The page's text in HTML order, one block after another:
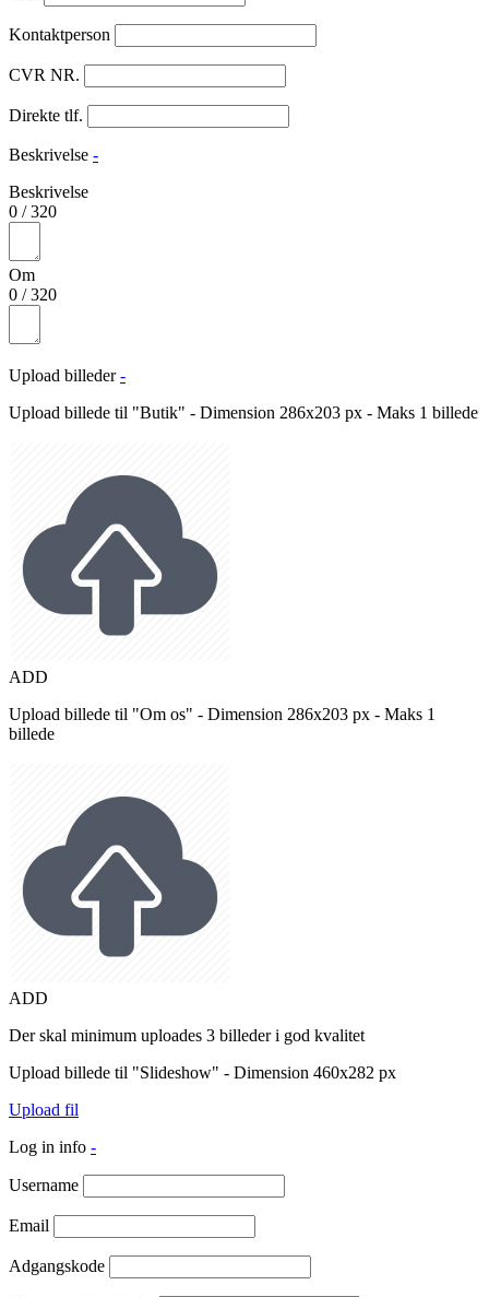
Kontaktperson
CVR NR.
Direkte tlf.
Beskrivelse -
Beskrivelse
0 /320
Om
0 /320
Upload billeder -
Upload billede til "Butik" - Dimension 286x203 px - Maks 1 billede
ADD
Upload billede til "Om os" - Dimension 286x203 px - Maks 1
billede
ADD
Der skal minimum uploades 3 billeder i god kvalitet
Upload billede til "Slideshow" - Dimension 460x282 px
Upload fil
Log in info -
Username
Email
Adgangskode